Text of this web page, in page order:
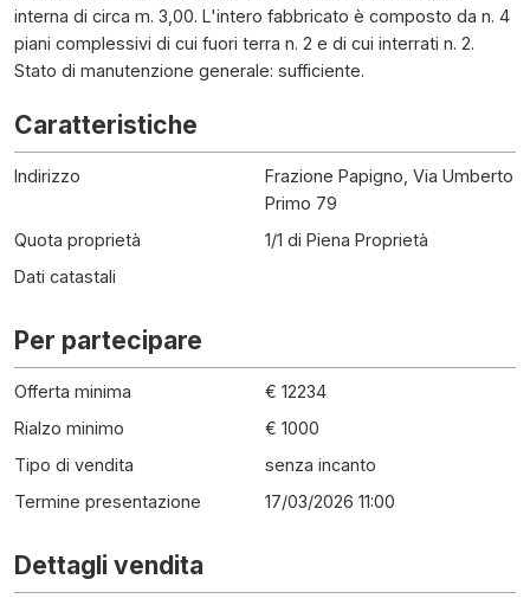
interna di circa m. 3,00. L'intero fabbricato è composto da n. 4
piani complessivi di cui fuori terra n. 2 e di cui interrati n. 2.
Stato di manutenzione generale: sufficiente.
Caratteristiche
Indirizzo
Frazione Papigno, Via Umberto
Primo 79
Quota proprietà
1/1 di Piena Proprietà
Dati catastali
Per partecipare
Offerta minima
€ 12234
Rialzo minimo
€ 1000
Tipo di vendita
senza incanto
Termine presentazione
17/03/2026 11:00
Dettagli vendita